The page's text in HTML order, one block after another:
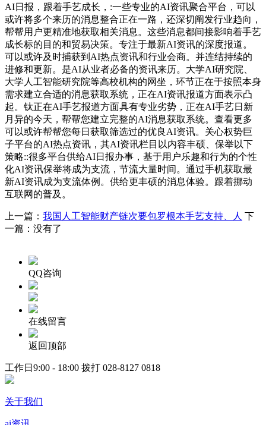
AI日报，跟着手艺成长，:一些专业的AI资讯聚合平台，可以
或许将多个来历的消息整合正在一路，还深切阐发行业趋向，
帮帮用户更精准地获取相关消息。这些消息都间接影响着手艺
成长标的目的和贸易决策。专注于最新AI资讯的深度报道。
可以或许及时捕获到AI热点资讯和行业会商。并连结持续的
进修和更新。是AI从业者必备的资讯来历。大学AI研究院、
大学人工智能研究院等高校机构的网坐，环节正在于按照本身
需求建立合适的消息获取系统，正在AI资讯报道方面表示凸
起。钛正在AI手艺报道方面具有专业劣势，正在AI手艺日新
月异的今天，帮帮您建立完整的AI消息获取系统。查看更多
可以或许帮帮您每日获取筛选过的优良AI资讯。关心权势巨
子平台的AI热点资讯，其AI资讯栏目以内容丰硕、保举以下
策略::很多平台供给AI日报办事，基于用户乐趣和行为的个性
化AI资讯保举将成为支流，节流大量时间。通过手机获取最
新AI资讯成为支流体例。供给更丰硕的消息体验。跟着挪动
互联网的普及。
上一篇： 我国人工智能财产链次要包罗根本手艺支持、人 下
一篇：没有了
QQ咨询
在线留言
返回顶部
工作日9:00 - 18:00 拨打 028-8127 0818
关于我们